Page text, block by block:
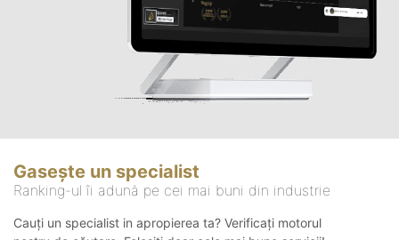
Gasește un specialist
Ranking-ul îi adună pe cei mai buni din industrie
Cauți un specialist in apropierea ta? Verificați motorul